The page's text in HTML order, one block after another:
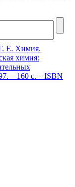
Е. Химия.
химия:
– 160 с. – ISBN